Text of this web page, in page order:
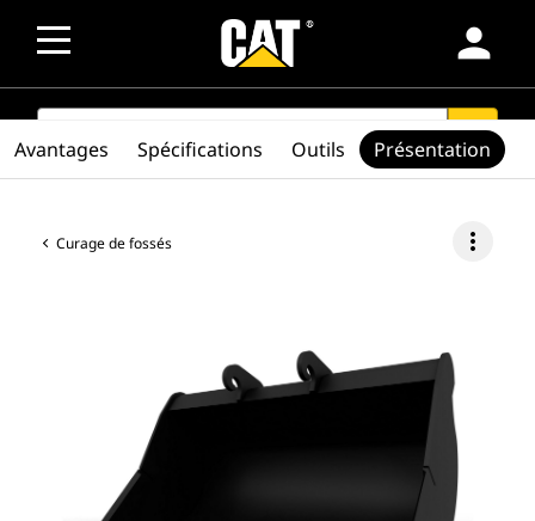
person
SEARCH search
Curage de fossés more_vert
Avantages Spécifications Outils Présentation